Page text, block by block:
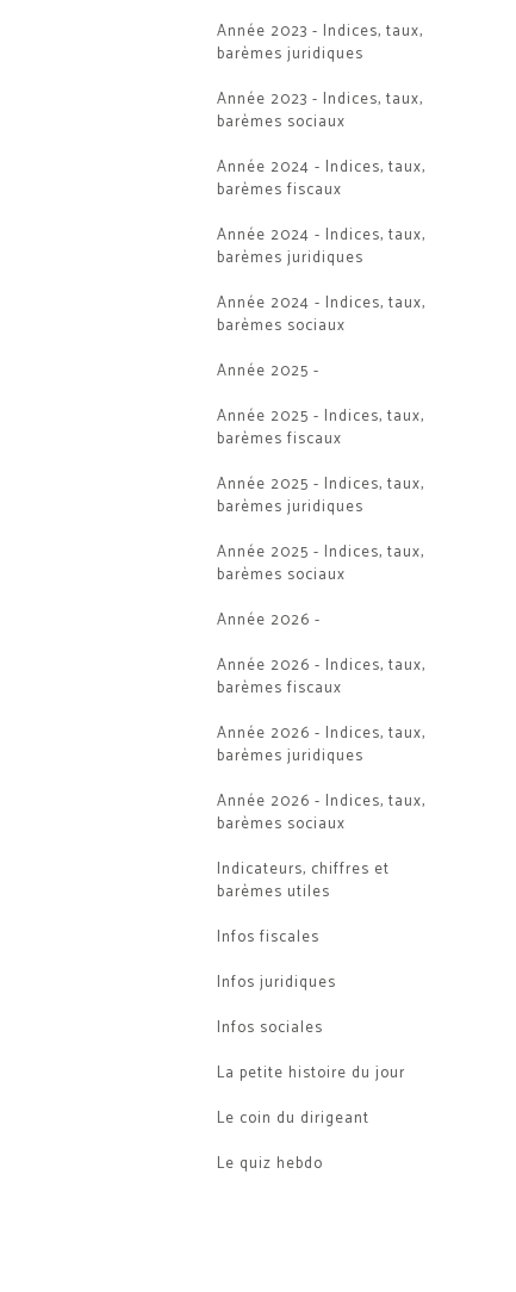
Année 2023 - Indices, taux,
barèmes juridiques
Année 2023 - Indices, taux,
barèmes sociaux
Année 2024 - Indices, taux,
barèmes fiscaux
Année 2024 - Indices, taux,
barèmes juridiques
Année 2024 - Indices, taux,
barèmes sociaux
Année 2025 -
Année 2025 - Indices, taux,
barèmes fiscaux
Année 2025 - Indices, taux,
barèmes juridiques
Année 2025 - Indices, taux,
barèmes sociaux
Année 2026 -
Année 2026 - Indices, taux,
barèmes fiscaux
Année 2026 - Indices, taux,
barèmes juridiques
Année 2026 - Indices, taux,
barèmes sociaux
Indicateurs, chiffres et
barèmes utiles
Infos fiscales
Infos juridiques
Infos sociales
La petite histoire du jour
Le coin du dirigeant
Le quiz hebdo